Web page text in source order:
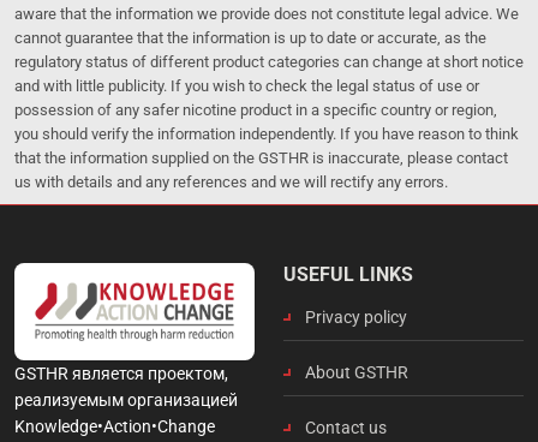
aware that the information we provide does not constitute legal advice. We
cannot guarantee that the information is up to date or accurate, as the
regulatory status of different product categories can change at short notice
and with little publicity. If you wish to check the legal status of use or
possession of any safer nicotine product in a specific country or region,
you should verify the information independently. If you have reason to think
that the information supplied on the GSTHR is inaccurate, please contact
us with details and any references and we will rectify any errors.
GSTHR является проектом,
реализуемым организацией
Knowledge•Action•Change
USEFUL LINKS
Privacy policy
About GSTHR
Contact us